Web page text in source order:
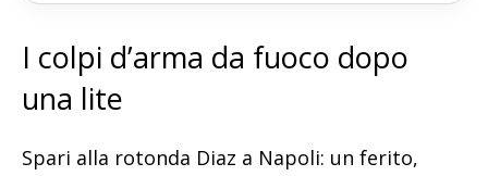
I colpi d’arma da fuoco dopo
una lite
Spari alla rotonda Diaz a Napoli: un ferito,